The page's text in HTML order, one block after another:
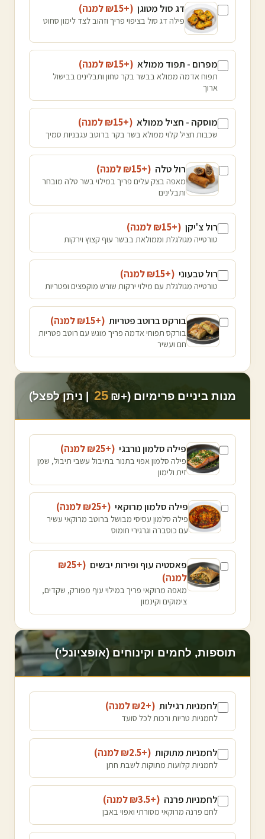
דג סול מטוגן (+₪
15 למנה)
פילה דג סול בציפוי פריך וזהוב לצד לימון סחוט
מפרום - תפוד ממולא (+₪
15 למנה)
תפוח אדמה ממולא בבשר בקר טחון ותבלינים בבישול
ארוך
מוסקה - חציל ממולא (+₪
15 למנה)
שכבות חציל קלוי ממולא בשר בקר ברוטב עגבניות סמיך
רול טלה (+₪
15 למנה)
מאפה בצק עלים פריך במילוי בשר טלה מובחר
ותבלינים
רול צ'יקן (+₪
15 למנה)
טורטייה מגולגלת וממולאת בבשר עוף קצוץ וירקות
רול טבעוני (+₪
15 למנה)
טורטייה מגולגלת עם מילוי ירקות שורש מוקפצים ופטריות
בורקס ברוטב פטריות (+₪
15 למנה)
בורקס תפוחי אדמה פריך מוגש עם רוטב פטריות
חם ועשיר
מנות ביניים פרימיום (+₪ 25 | ניתן לפצל)
פילה סלמון נורבגי (+₪
25 למנה)
פילה סלמון אפוי בתנור בתיבול עשבי תיבול, שמן
זית ולימון
פילה סלמון מרוקאי (+₪
25 למנה)
פילה סלמון עסיסי מבושל ברוטב מרוקאי עשיר
עם כוסברה וגרגירי חומוס
פאסטיה עוף ופירות יבשים (+₪
25
למנה)
מאפה מרוקאי פריך במילוי עוף מפורק, שקדים,
צימוקים וקינמון
תוספות, לחמים וקינוחים (אופציונלי)
לחמניות רגילות (+₪
2 למנה)
לחמניות טריות ורכות לכל סועד
לחמניות מתוקות (+₪
2.5 למנה)
לחמניות קלועות מתוקות לשבת חתן
לחמניות פרנה (+₪
3.5 למנה)
לחם פרנה מרוקאי מסורתי ואפוי באבן